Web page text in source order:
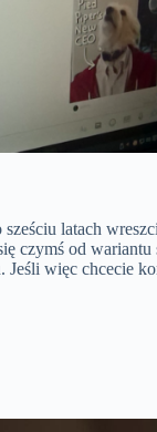
latach
czymś od
więc chcecie